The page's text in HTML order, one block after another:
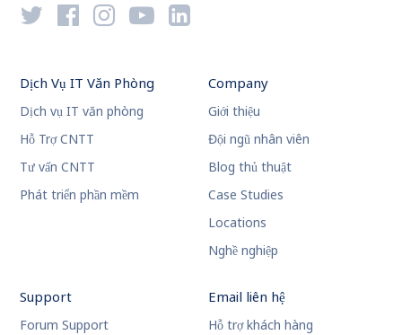
Dịch Vụ IT Văn Phòng
Dịch vụ IT văn phòng
Hỗ Trợ CNTT
Tư vấn CNTT
Phát triển phần mềm
Company
Giới thiệu
Đội ngũ nhân viên
Blog thủ thuật
Case Studies
Locations
Nghề nghiệp
Support
Forum Support
Email liên hệ
Hỗ trợ khách hàng